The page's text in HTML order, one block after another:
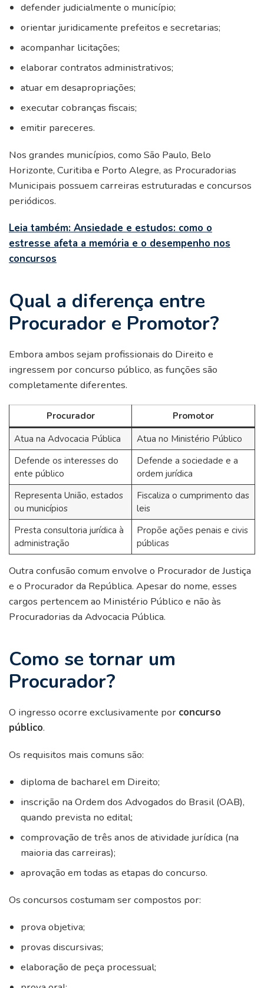
defender judicialmente o município;
orientar juridicamente prefeitos e secretarias;
acompanhar licitações;
elaborar contratos administrativos;
atuar em desapropriações;
executar cobranças fiscais;
emitir pareceres.
Nos grandes municípios, como São Paulo, Belo
Horizonte, Curitiba e Porto Alegre, as Procuradorias
Municipais possuem carreiras estruturadas e concursos
periódicos.
Leia também: Ansiedade e estudos: como o
estresse afeta a memória e o desempenho nos
concursos
Qual a diferença entre
Procurador e Promotor?
Embora ambos sejam profissionais do Direito e
ingressem por concurso público, as funções são
completamente diferentes.
Procurador
Promotor
Atua na Advocacia Pública
Atua no Ministério Público
Defende os interesses do
ente público
Defende a sociedade e a
ordem jurídica
Representa União, estados
ou municípios
Fiscaliza o cumprimento das
leis
Presta consultoria jurídica à
administração
Propõe ações penais e civis
públicas
Outra confusão comum envolve o Procurador de Justiça
e o Procurador da República. Apesar do nome, esses
cargos pertencem ao Ministério Público e não às
Procuradorias da Advocacia Pública.
Como se tornar um
Procurador?
O ingresso ocorre exclusivamente por concurso
público.
Os requisitos mais comuns são:
diploma de bacharel em Direito;
inscrição na Ordem dos Advogados do Brasil (OAB),
quando prevista no edital;
comprovação de três anos de atividade jurídica (na
maioria das carreiras);
aprovação em todas as etapas do concurso.
Os concursos costumam ser compostos por:
prova objetiva;
provas discursivas;
elaboração de peça processual;